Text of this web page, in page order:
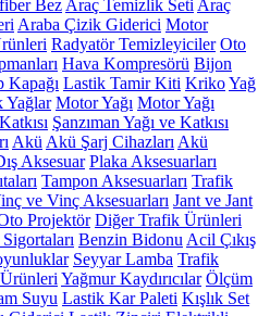
Bez Araç Temizlik Seti Araç
Araba Çizik Giderici Motor
Radyatör Temizleyiciler Oto
Hava Kompresörü Bijon
Kapağı Lastik Tamir Kiti KrikoYağ
Yağlar Motor Yağı Motor Yağı
Şanzıman Yağı ve Katkısı
Akü Akü Şarj Cihazları Akü
Aksesuar Plaka Aksesuarları
Tampon Aksesuarları Trafik
ve Vinç Aksesuarları Jant ve Jant
Projektör Diğer Trafik Ürünleri
Benzin Bidonu Acil Çıkış
Seyyar Lamba Trafik
Yağmur Kaydırıcılar Ölçüm
Suyu Lastik Kar Paleti Kışlık Set